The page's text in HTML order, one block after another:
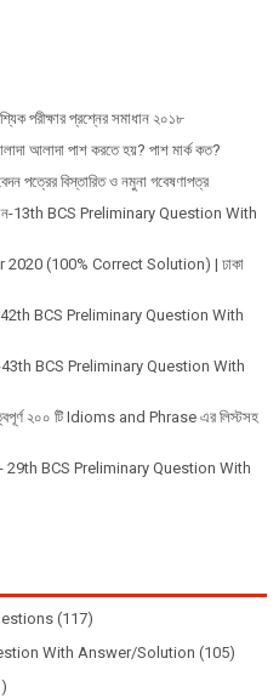
পরীক্ষার প্রশ্নের সমাধান ২০১৮
আলাদা পাশ করতে হয়? পাশ মার্ক কত?
পত্রের বিস্তারিত ও নমুনা গবেষণাপত্র
13th BCS Preliminary Question With
(100% Correct Solution) | ঢাকা
42th BCS Preliminary Question With
43th BCS Preliminary Question With
২০০ টি Idioms and Phrase এর লিস্টসহ
- 29th BCS Preliminary Question With
(117)
With Answer/Solution (105)